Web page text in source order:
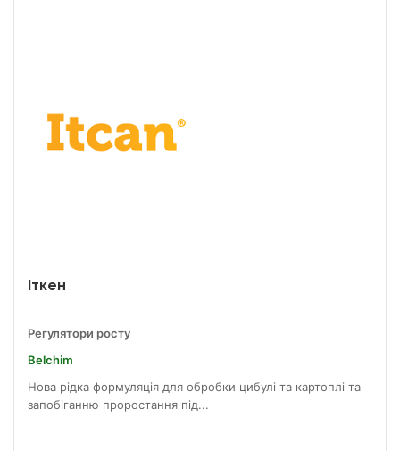
Іткен
Регулятори росту
Belchim
Нова рідка формуляція для обробки цибулі та картоплі та
запобіганню проростання під...